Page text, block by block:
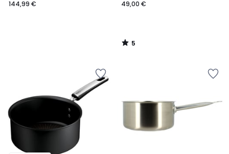
144,99 €
49,00 €
5
/